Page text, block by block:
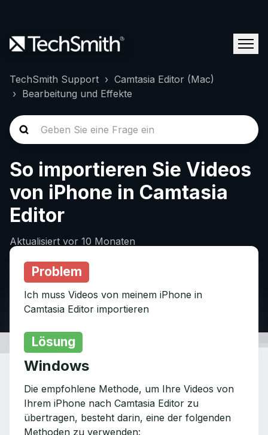
TechSmith Support
Camtasia Editor (Mac)
Bearbeitung und Effekte
So importieren Sie Videos
von iPhone in Camtasia
Editor
Aktualisiert vor 10 Monaten
Problem
Ich muss Videos von meinem iPhone in
Camtasia Editor importieren
Lösung
Windows
Die empfohlene Methode, um Ihre Videos von
Ihrem iPhone nach Camtasia Editor zu
übertragen, besteht darin, eine der folgenden
Methoden zu verwenden: